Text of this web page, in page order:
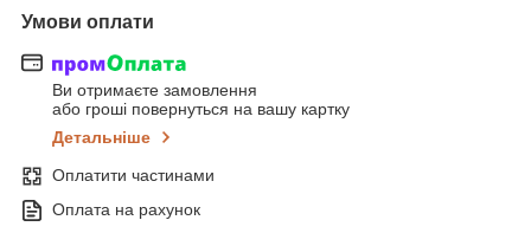
Умови оплати
Ви отримаєте замовлення
або гроші повернуться на вашу картку
Детальніше
Оплатити частинами
Оплата на рахунок